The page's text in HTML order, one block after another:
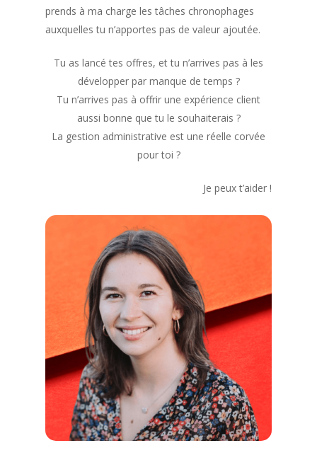
prends à ma charge les tâches chronophages
auxquelles tu n’apportes pas de valeur ajoutée.
Tu as lancé tes offres, et tu n’arrives pas à les
développer par manque de temps ?
Tu n’arrives pas à offrir une expérience client
aussi bonne que tu le souhaiterais ?
La gestion administrative est une réelle corvée
pour toi ?
Je peux t’aider !